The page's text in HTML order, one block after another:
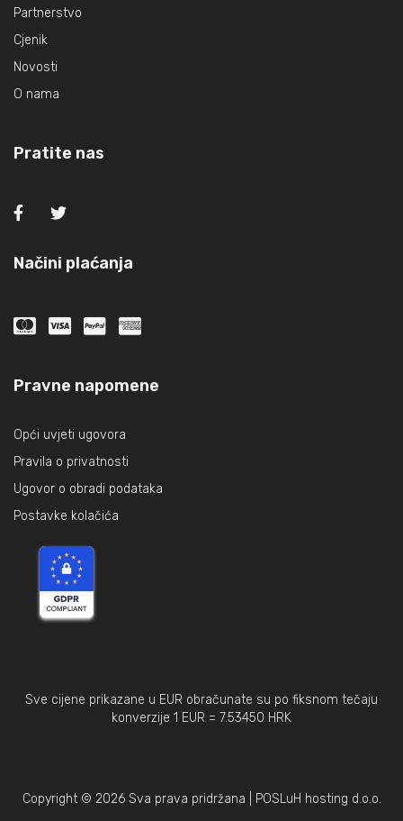
Partnerstvo
Cjenik
Novosti
O nama
Pratite nas
Načini plaćanja
Pravne napomene
Opći uvjeti ugovora
Pravila o privatnosti
Ugovor o obradi podataka
Postavke kolačića
Sve cijene prikazane u EUR obračunate su po fiksnom tečaju
konverzije 1 EUR = 7.53450 HRK
Copyright © 2026 Sva prava pridržana | POSLuH hosting d.o.o.